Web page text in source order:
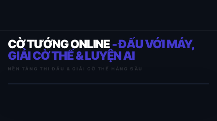
CỜ TƯỚNG ONLINE- ĐẤU VỚI MÁY,
GIẢI CỜ THẾ & LUYỆN AI
NỀN TẢNG THI ĐẤU & GIẢI CỜ THẾ HÀNG ĐẦU